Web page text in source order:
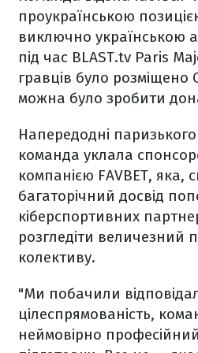
проукраїнською
виключно українською
під час BLAST.tv Paris
гравців було розміщено
можна було зробити
Напередодні
команда уклала
компанією FAVBET, яка,
багаторічний досвід
кіберспортивних
розгледіти величезний
колективу.
"Ми побачили
цілеспрямованість,
неймовірно професійний